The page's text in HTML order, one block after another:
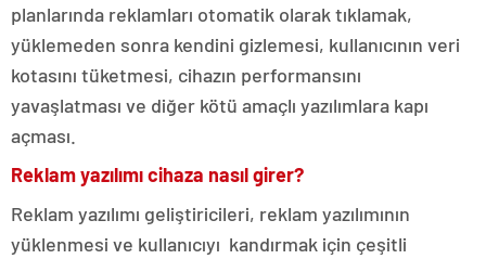
planlarında reklamları otomatik olarak tıklamak,
yüklemeden sonra kendini gizlemesi, kullanıcının veri
kotasını tüketmesi, cihazın performansını
yavaşlatması ve diğer kötü amaçlı yazılımlara kapı
açması.
Reklam yazılımı cihaza nasıl girer?
Reklam yazılımı geliştiricileri, reklam yazılımının
yüklenmesi ve kullanıcıyı kandırmak için çeşitli